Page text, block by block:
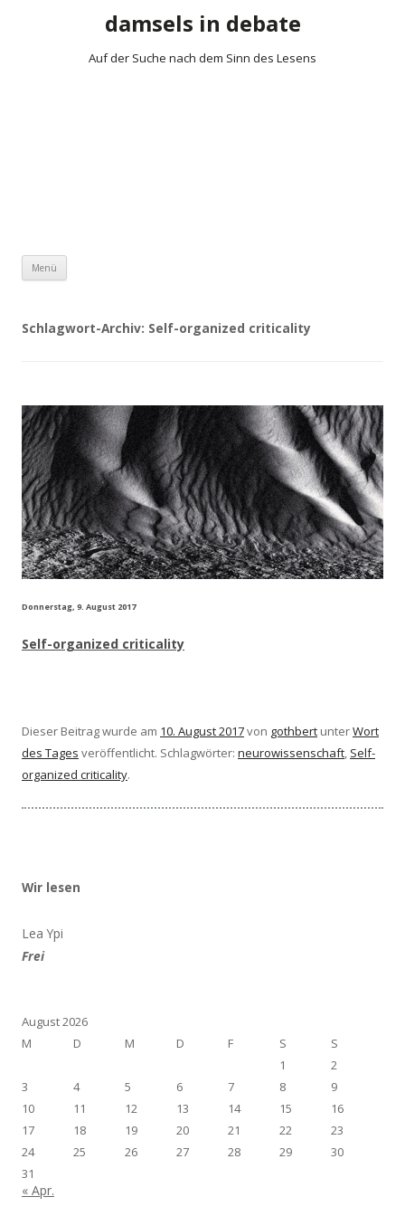
damsels in debate
Auf der Suche nach dem Sinn des Lesens
Menü
Schlagwort-Archiv: Self-organized criticality
Donnerstag, 9. August 2017
Self-organized criticality
Dieser Beitrag wurde am 10. August 2017von gothbert unterWort
des Tages veröffentlicht. Schlagwörter: neurowissenschaft, Self-
organized criticality.
Wir lesen
Lea Ypi
Frei
August 2026
M
D M D F S
S
1
2
3
4 5 6 7 8
9
10
11 12 13 14 15
16
17
18 19 20 21 22
23
24
25 26 27 28 29
30
31
« Apr.